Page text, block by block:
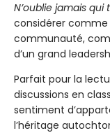
N’oublie jamais qui
considérer
communauté,
d’un grand
Parfait pour la
discussions en
sentiment
l’héritage